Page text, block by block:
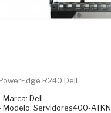
R240 Dell...
Marca: Dell
Modelo: Servidores400-ATKN